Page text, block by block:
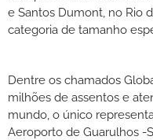
e Santos Dumont, no Rio
categoria de tamanho
Dentre os chamados
milhões de assentos e
mundo, o único
Aeroporto de Guarulhos -